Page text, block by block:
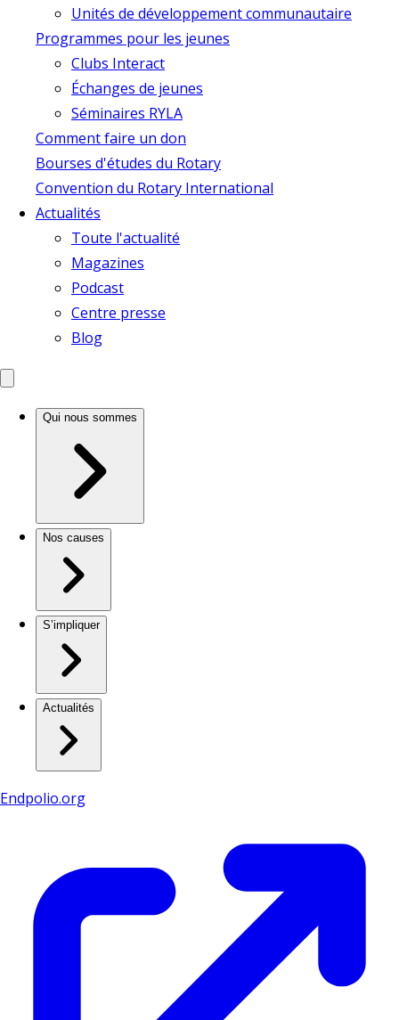
Unités de développement communautaire
Programmes pour les jeunes
Clubs Interact
Échanges de jeunes
Séminaires RYLA
Comment faire un don
Bourses d'études du Rotary
Convention du Rotary International
Actualités
Toute l'actualité
Magazines
Podcast
Centre presse
Blog
Qui nous sommes
Nos causes
S’impliquer
Actualités
Endpolio.org